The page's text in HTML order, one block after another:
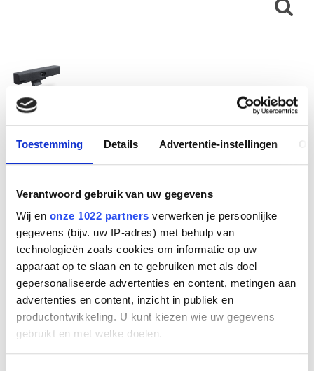
Toestemming Details Advertentie-instellingen
Verantwoord gebruik van uw gegevens
Wij en onze 1022 partners verwerken je persoonlijke
gegevens (bijv. uw IP-adres) met behulp van
technologieën zoals cookies om informatie op uw
apparaat op te slaan en te gebruiken met als doel
gepersonaliseerde advertenties en content, metingen aan
advertenties en content, inzicht in publiek en
productontwikkeling. U kunt kiezen wie uw gegevens
gebruikt en met welke doelen.
Meetingbar A10-010
Fabrikant
Productnummer
1203680
EAN code
6938818312418
Bruto advies prijs
€ 1.199,95 (€ 1.451,94 incl.btw )
€1.068,38 (€ 1.292
Bestel